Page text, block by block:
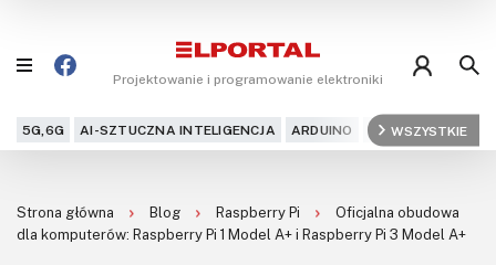
Projektowanie i programowanie elektroniki
5G,6G AI-SZTUCZNA INTELIGENCJA ARDUINO ARM AUDIO
WSZYSTKIE
Projekty
Strona główna Blog Raspberry Pi
Oficjalna obudowa
dla komputerów: Raspberry Pi 1 Model A+ i Raspberry Pi 3 Model A+